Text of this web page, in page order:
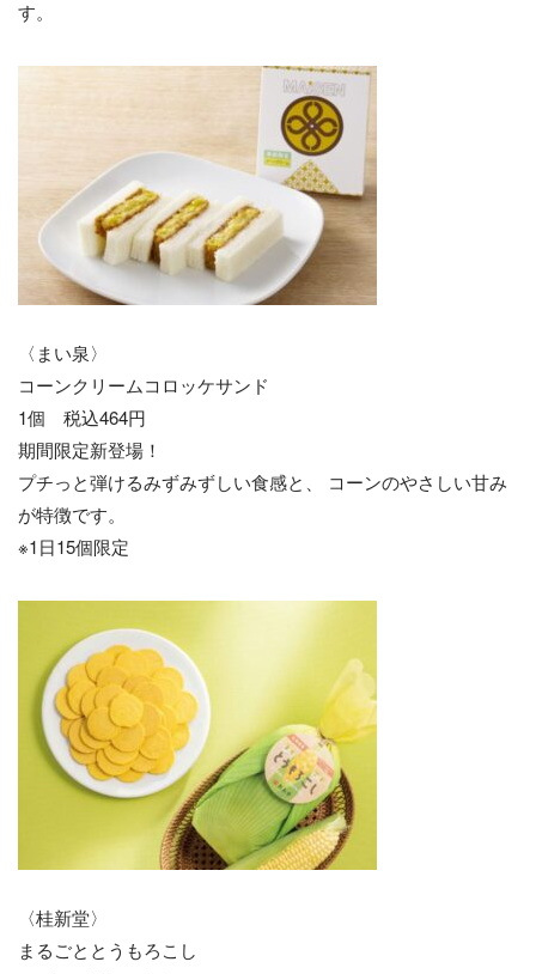
す。
〈まい泉〉
コーンクリームコロッケサンド
1個 税込464円
期間限定新登場！
プチっと弾けるみずみずしい食感と、 コーンのやさしい甘み
が特徴です。
※1日15個限定
〈桂新堂〉
まるごととうもろこし